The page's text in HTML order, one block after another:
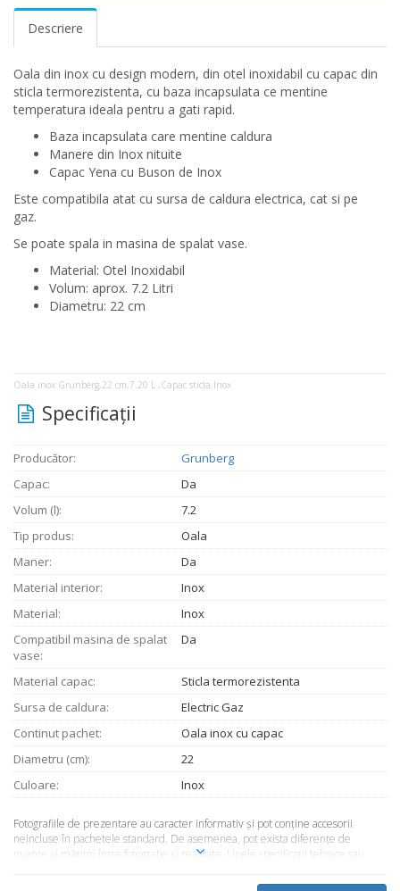
Descriere
Oala din inox cu design modern, din otel inoxidabil cu capac din
sticla termorezistenta, cu baza incapsulata ce mentine
temperatura ideala pentru a gati rapid.
Baza incapsulata care mentine caldura
Manere din Inox nituite
Capac Yena cu Buson de Inox
Este compatibila atat cu sursa de caldura electrica, cat si pe
gaz.
Se poate spala in masina de spalat vase.
Material: Otel Inoxidabil
Volum: aprox. 7.2 Litri
Diametru: 22 cm
Oala inox Grunberg,22 cm,7.20 L ,Capac sticla,Inox
Specificaţii
Producător:
Grunberg
Capac:
Da
Volum (l):
7.2
Tip produs:
Oala
Maner:
Da
Material interior:
Inox
Material:
Inox
Compatibil masina de spalat
vase:
Da
Material capac:
Sticla termorezistenta
Sursa de caldura:
Electric Gaz
Continut pachet:
Oala inox cu capac
Diametru (cm):
22
Culoare:
Inox
Fotografiile de prezentare au caracter informativ şi pot conţine accesorii
neincluse în pachetele standard. De asemenea, pot exista diferenţe de
nuanţe şi mărimi între fotografie şi realitate. Unele specificaţii tehnice sau
de operare. Toate produsele şi promoţiile prezente în magazinul